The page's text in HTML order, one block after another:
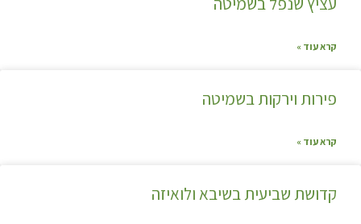
קרא עוד »
פירות וירקות בשמיטה
קרא עוד »
קדושת שביעית בשיבא ולואיזה